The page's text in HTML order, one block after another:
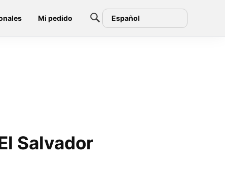
Mi pedido Español
Salvador